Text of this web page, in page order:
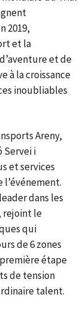
2019,
et la
et de
à la croissance
inoubliables
Areny,
Servei i
et services
dans les
rejoint le
qui
de 6 zones
étape
de tension
talent.